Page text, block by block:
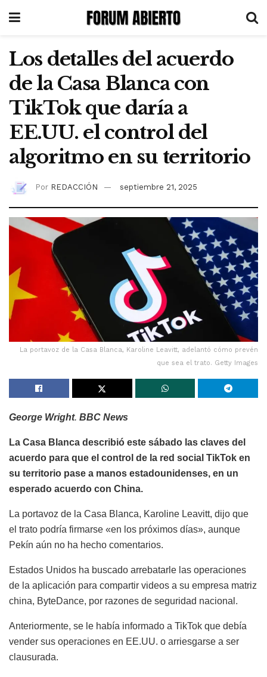
Los detalles del acuerdo
de la Casa Blanca con
TikTok que daría a
EE.UU. el control del
algoritmo en su territorio
Por REDACCIÓN septiembre 21, 2025
La portavoz de la Casa Blanca, Karoline Leavitt, adelantó cómo prevén
que sea el trato. Getty Images
George Wright. BBC News
La Casa Blanca describió este sábado las claves del
acuerdo para que el control de la red social TikTok en
su territorio pase a manos estadounidenses, en un
esperado acuerdo con China.
La portavoz de la Casa Blanca, Karoline Leavitt, dijo que
el trato podría firmarse «en los próximos días», aunque
Pekín aún no ha hecho comentarios.
Estados Unidos ha buscado arrebatarle las operaciones
de la aplicación para compartir videos a su empresa matriz
china, ByteDance, por razones de seguridad nacional.
Anteriormente, se le había informado a TikTok que debía
vender sus operaciones en EE.UU. o arriesgarse a ser
clausurada.